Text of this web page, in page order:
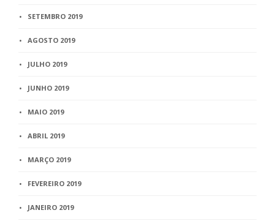
SETEMBRO 2019
AGOSTO 2019
JULHO 2019
JUNHO 2019
MAIO 2019
ABRIL 2019
MARÇO 2019
FEVEREIRO 2019
JANEIRO 2019